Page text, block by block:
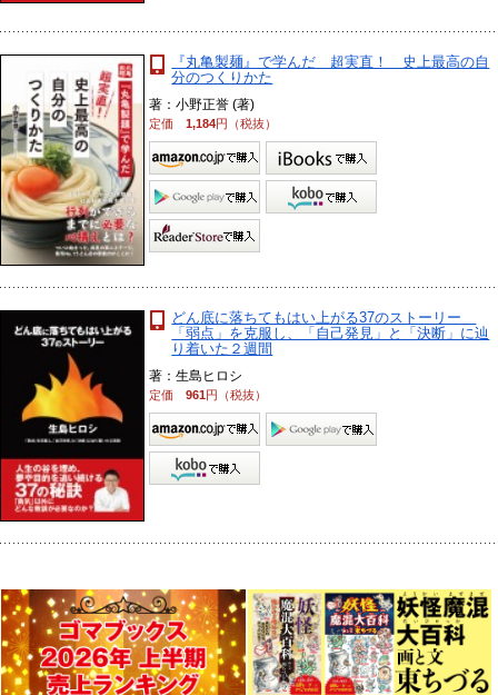
『丸亀製麺』で学んだ 超実直！ 史上最高の自
分のつくりかた
著：小野正誉 (著)
定価1,184円（税抜）
どん底に落ちてもはい上がる37のストーリー
「弱点」を克服し、「自己発見」と「決断」に辿
り着いた２週間
著：生島ヒロシ
定価961円（税抜）